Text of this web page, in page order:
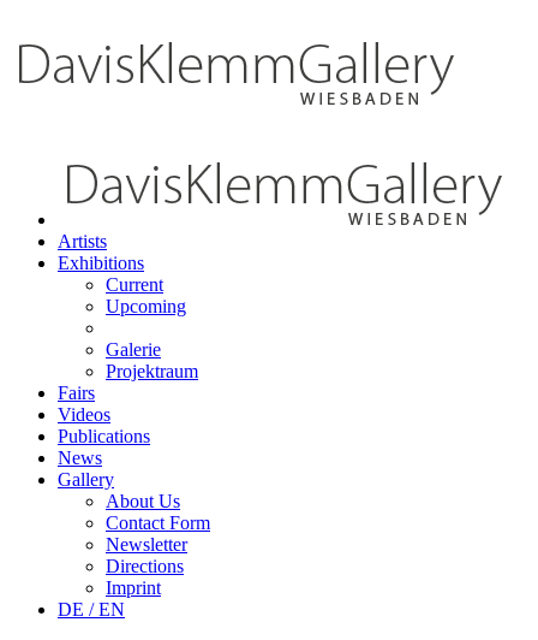
Artists
Exhibitions
Current
Upcoming
Galerie
Projektraum
Fairs
Videos
Publications
News
Gallery
About Us
Contact Form
Newsletter
Directions
Imprint
DE / EN